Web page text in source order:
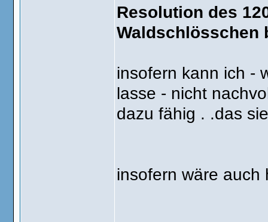
Resolution des
Waldschlösschen
insofern kann ich -
lasse - nicht
dazu fähig . .das
insofern wäre auch